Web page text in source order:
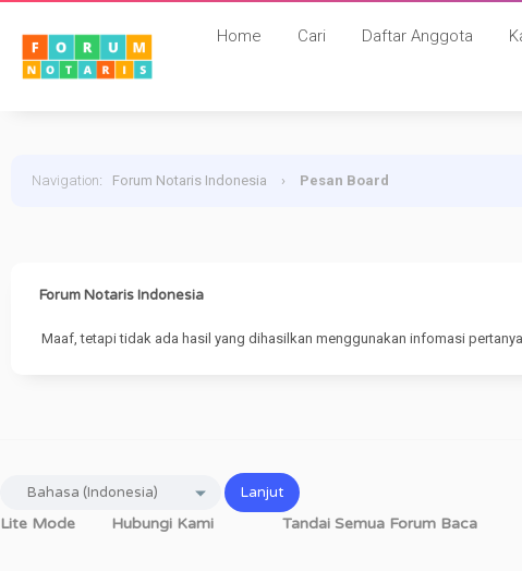
Home Cari Daftar Anggota
Navigation: Forum Notaris Indonesia › Pesan Board
Forum Notaris Indonesia
Maaf, tetapi tidak ada hasil yang dihasilkan menggunakan infomasi
Lite Mode Hubungi Kami Tandai Semua Forum Baca